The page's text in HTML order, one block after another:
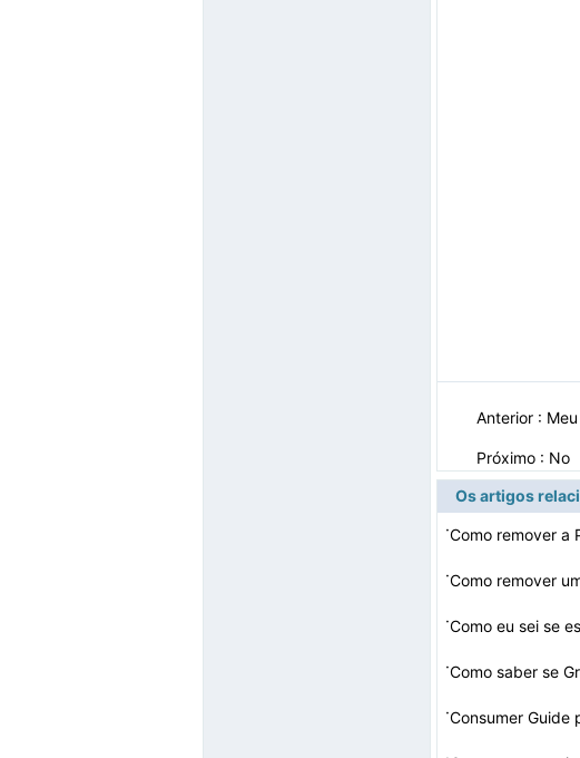
Anterior :
Próximo : No
Os artigos
·Como remover a
·Como remover
·Como eu sei se
·Como saber se
·Consumer Guide